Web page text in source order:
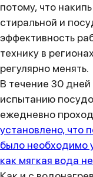
потому, что
стиральной и
эффективность
технику в
регулярно менять.
В течение 30
испытанию
ежедневно
установлено, что
было необходимо
как мягкая вода